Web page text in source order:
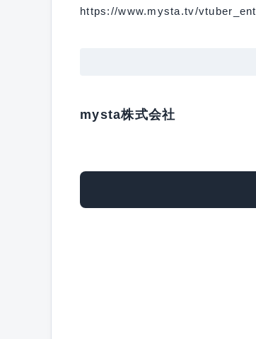
https://www.mysta.tv/
mysta株式会社